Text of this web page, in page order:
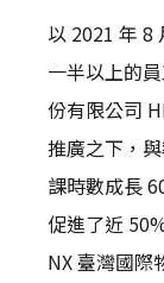
以 2021 年 8
一半以上的
份有限公司
推廣之下，
課時數成長
促進了近
NX 臺灣國際